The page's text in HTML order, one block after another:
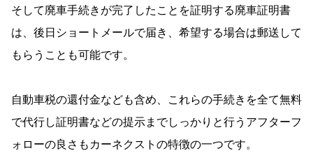
そして廃車手続きが完了したことを証明する廃車証明書
は、後日ショートメールで届き、希望する場合は郵送して
もらうことも可能です。
自動車税の還付金なども含め、これらの手続きを全て無料
で代行し証明書などの提示までしっかりと行うアフターフ
ォローの良さもカーネクストの特徴の一つです。